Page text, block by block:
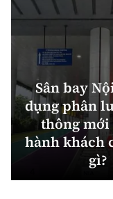
Sân bay
dụng phân
thông mới
hành khách
gì?